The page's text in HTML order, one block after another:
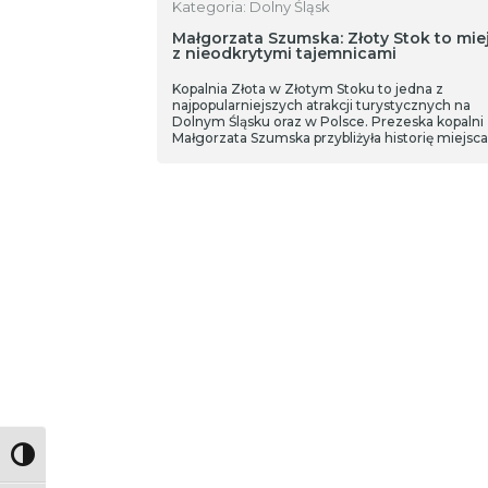
Toggle High Contrast
Kategoria: Dolny Śląsk
Małgorzata Szumska: Złoty Stok to
z nieodkrytymi tajemnicami
Kopalnia Złota w Złotym Stoku to jedna z
najpopularniejszych atrakcji turystycznych na
Dolnym Śląsku oraz w Polsce. Prezeska kopalni
Małgorzata Szumska przybliżyła historię miejsca